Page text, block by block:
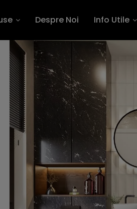
Despre Noi Info Utile